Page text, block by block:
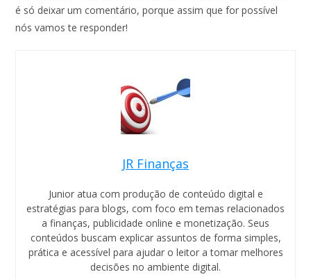
é só deixar um comentário, porque assim que for possível
nós vamos te responder!
JR Finanças
Junior atua com produção de conteúdo digital e
estratégias para blogs, com foco em temas relacionados
a finanças, publicidade online e monetização. Seus
conteúdos buscam explicar assuntos de forma simples,
prática e acessível para ajudar o leitor a tomar melhores
decisões no ambiente digital.